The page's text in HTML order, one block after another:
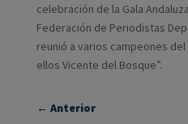
celebración de la Gala
Federación de Periodistas
reunió a varios campeones
ellos Vicente del Bosque”.
← Anterior